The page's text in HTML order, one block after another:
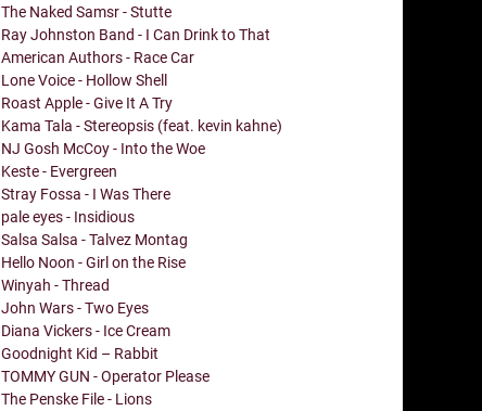
The Naked Samsr - Stutte
Ray Johnston Band - I Can Drink to That
American Authors - Race Car
Lone Voice - Hollow Shell
Roast Apple - Give It A Try
Kama Tala - Stereopsis (feat. kevin kahne)
NJ Gosh McCoy - Into the Woe
Keste - Evergreen
Stray Fossa - I Was There
pale eyes - Insidious
Salsa Salsa - Talvez Montag
Hello Noon - Girl on the Rise
Winyah - Thread
John Wars - Two Eyes
Diana Vickers - Ice Cream
Goodnight Kid – Rabbit
TOMMY GUN - Operator Please
The Penske File - Lions